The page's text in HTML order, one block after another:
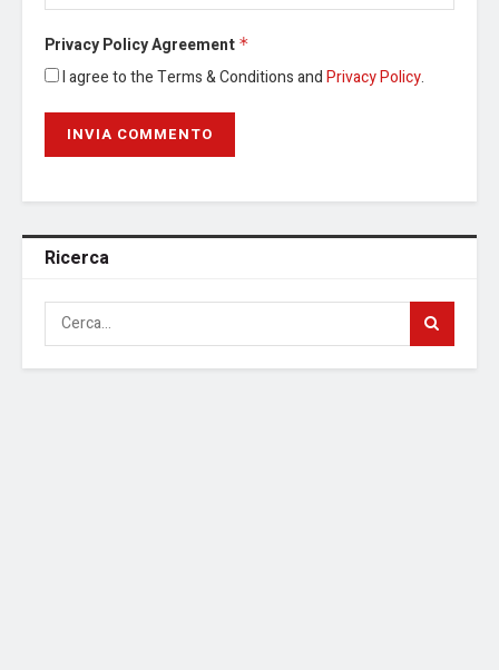
Privacy Policy Agreement *
I agree to the Terms & Conditions andPrivacy Policy.
Ricerca